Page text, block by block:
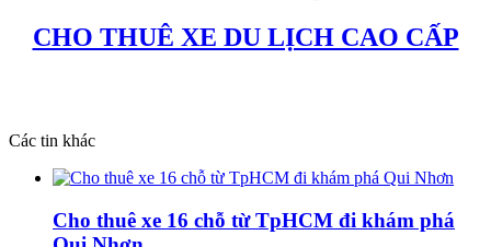
CHO THUÊ XE DU LỊCH CAO CẤP
Các tin khác
Cho thuê xe 16 chỗ từ TpHCM đi khám phá